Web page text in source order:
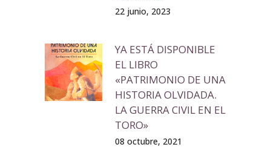
22 junio, 2023
YA ESTÁ DISPONIBLE
EL LIBRO
«PATRIMONIO DE UNA
HISTORIA OLVIDADA.
LA GUERRA CIVIL EN EL
TORO»
08 octubre, 2021